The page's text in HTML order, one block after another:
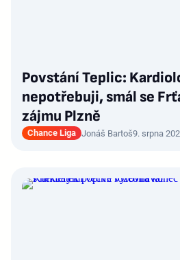
Povstání Teplic:
nepotřebuji, smál se
zájmu Plzně
Chance Liga Jonáš Bartoš9. srpna